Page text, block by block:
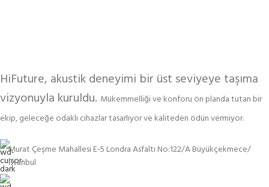
HiFuture, akustik deneyimi bir üst seviyeye taşıma
vizyonuyla kuruldu. Mükemmelliği ve konforu ön planda tutan bir
ekip, geleceğe odaklı cihazlar tasarlıyor ve kaliteden ödün vermiyor.
Murat Çeşme Mahallesi E-5 Londra Asfaltı No:122/A Büyükçekmece/
İstanbul